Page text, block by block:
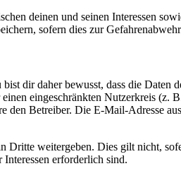
deinen und seinen Interessen
sofern dies zur
dir daher bewusst, dass die
eingeschränkten Nutzerkreis (z.
den Betreiber. Die E-Mail-Adresse
weitergeben. Dies gilt nicht,
erforderlich sind.